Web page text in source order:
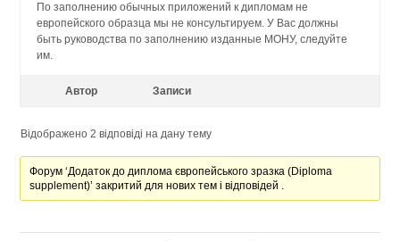
По заполнению обычных приложений к дипломам не
европейского образца мы не консультируем. У Вас должны
быть руководства по заполнению изданные МОНУ, следуйте
им.
Автор Записи
Відображено 2 відповіді на дану тему
Форум ‘Додаток до диплома європейського зразка (Diploma
supplement)’ закритий для нових тем і відповідей .